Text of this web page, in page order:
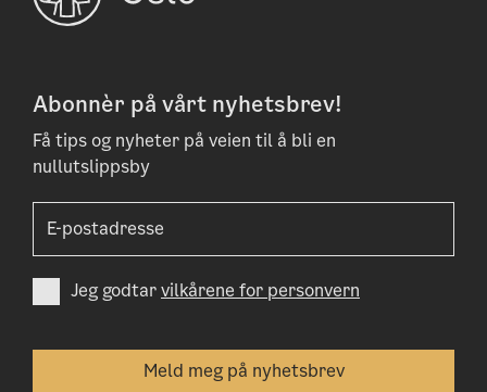
Abonnèr på vårt nyhetsbrev!
Få tips og nyheter på veien til å bli en
nullutslippsby
Jeg godtarvilkårene for personvern